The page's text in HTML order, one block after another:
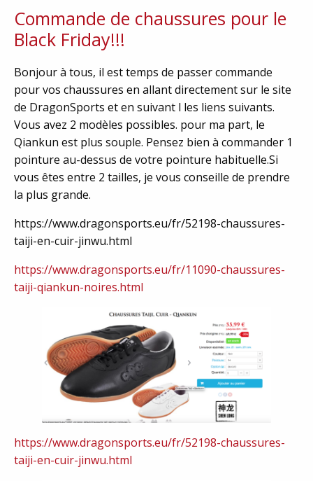
Commande de chaussures pour le
Black Friday!!!
Bonjour à tous, il est temps de passer commande
pour vos chaussures en allant directement sur le site
de DragonSports et en suivant l les liens suivants.
Vous avez 2 modèles possibles. pour ma part, le
Qiankun est plus souple. Pensez bien à commander 1
pointure au-dessus de votre pointure habituelle.Si
vous êtes entre 2 tailles, je vous conseille de prendre
la plus grande.
https://www.dragonsports.eu/fr/52198-chaussures-
taiji-en-cuir-jinwu.html
https://www.dragonsports.eu/fr/11090-chaussures-
taiji-qiankun-noires.html
https://www.dragonsports.eu/fr/52198-chaussures-
taiji-en-cuir-jinwu.html